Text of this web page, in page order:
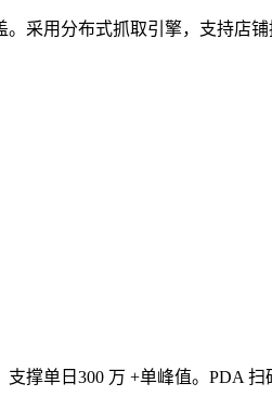
。采用分布式抓取引擎，支持店
撑单日300 万 +单峰值。PDA